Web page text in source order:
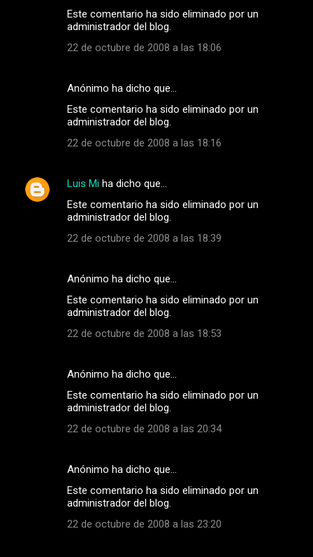
Este comentario ha sido eliminado por un
administrador del blog.
22 de octubre de 2008 a las 18:06
Anónimo ha dicho que…
Este comentario ha sido eliminado por un
administrador del blog.
22 de octubre de 2008 a las 18:16
Luis Mi ha dicho que…
Este comentario ha sido eliminado por un
administrador del blog.
22 de octubre de 2008 a las 18:39
Anónimo ha dicho que…
Este comentario ha sido eliminado por un
administrador del blog.
22 de octubre de 2008 a las 18:53
Anónimo ha dicho que…
Este comentario ha sido eliminado por un
administrador del blog.
22 de octubre de 2008 a las 20:34
Anónimo ha dicho que…
Este comentario ha sido eliminado por un
administrador del blog.
22 de octubre de 2008 a las 23:20